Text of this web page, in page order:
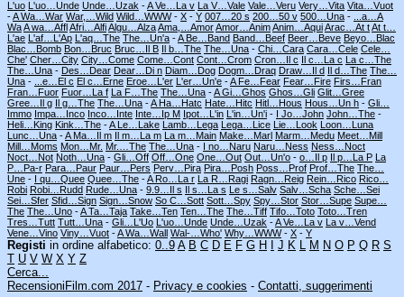
L'uo L'uo…Unde Unde…Uzak -A Ve…La v La V…Vale Vale…Veru Very…Vita Vita…Vuot
-A Wa…War War,…Wild Wild…WWW- X - Y 007…20 s 200…50 v 500…Una -
...a…A
WaA wa…AfflAfri…AlfiAlgu…AlzaAma,…AmorAmor…AnimAnim…AquiArac…At tAt t…
L'ae L'af…L'Ap L'aq…The The…Un'a -A Be…Band Band…Beef Beer…Beve Beyo…Blac
Blac…Bomb Bon…Bruc Bruc…Il B Il b…The The…Una - Chi…Cara Cara…Cele Cele…
Che' Cher…City City…Come Come…Cont Cont…Crom Cron…Il c Il c…La c La c…The
The…Una - Des…Dear Dear…Di n Diam…Dog Dogm…Draq Draw…Il d Il d…The The…
Una - ...e…El c El c…Erne Eroe…L'er L'er…Un'e -A Fe…Fear Fear…Fire Firs…Fran
Fran…Fuor Fuor…La f La F…The The…Una -A Gi…Ghos Ghos…Gli Glit…Gree
Gree…Il g Il g…The The…Una -A Ha…Hatc Hate…Hitc Hitl…Hous Hous…Un h - Gli…
Immo Impa…Inco Inco…Inte Inte…Ip M Ipot…L'in L'in…Un'i - I Jo…John John…The -
Heli…King Kink…The -A Le…Lake Lamb…Lega Lega…Lice Lie…Look Loon…Luna
Lunc…Una -A Ma…Il m Il m…La m La m…Main Make…Marl Marm…Medu Meet…Mill
Mill…Moms Mon…Mr. Mr.…The The…Una - I no…Naru Naru…Ness Ness…Noct
Noct…Not Noth…Una - Gli…Off Off…One One…Out Out…Un'o - o…Il p Il p…La P La
P…Pa-r Para…Paur Paur…Pers Perv…Pira Pira…Posh Poss…Prof Prof…The The…
Une - I qu…Quee Quee…The -A Ro…La r La R…Ragi Ragn…Reig Rein…Rico Rico…
Robi Robi…Rudd Rude…Una - 9.9…Il s Il s…La s Le s…Salv Salv…Scha Sche…Sei
Sei…Sfer Sfid…Sign Sign…Snow So C…Sott Sott…Spy Spy…Stor Stor…Supe Supe…
The The…Uno -A Ta…Taja Take…Ten Ten…The The…Tiff Tifo…Toto Toto…Tren
Tres…Tutt Tutt…Una - Gli…L'Uo L'uo…Unde Unde…Uzak -A Ve…La v La v…Vend
Vene…Vino Viny…Vuot -A Wa…Wall Wal-…Who' Why…WWW- X - Y
Registi in ordine alfabetico: 0..9 A B C D E F G H J K L M N O P Q R S
T U V W X Y Z
Cerca...
RecensioniFilm.com 2017 - Privacy e cookies - Contatti, suggerimenti